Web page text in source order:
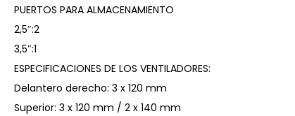
PUERTOS PARA ALMACENAMIENTO
2,5″:2
3,5″:1
ESPECIFICACIONES DE LOS VENTILADORES:
Delantero derecho: 3 x 120 mm
Superior: 3 x 120 mm / 2 x 140 mm